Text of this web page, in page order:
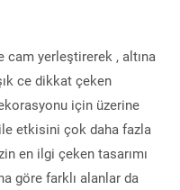
cam yerleştirerek , altına
ce dikkat çeken
için üzerine
etkisini çok daha fazla
en ilgi çeken tasarımı
göre farklı alanlar da